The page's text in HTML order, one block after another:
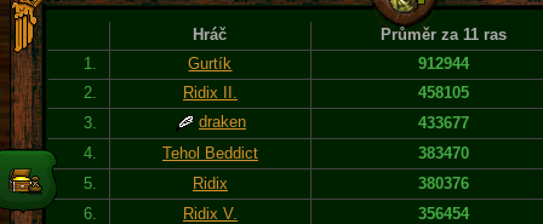
Hráč
Průměr za 11 ras
1.
Gurtík
912944
2.
Ridix II.
458105
3.
draken
433677
4.
Tehol Beddict
383470
5.
Ridix
380376
6.
Ridix V.
356454